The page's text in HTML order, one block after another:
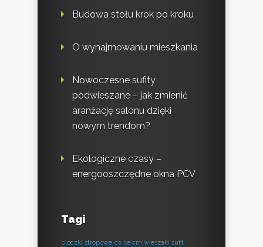
Budowa stołu krok po kroku
O wynajmowaniu mieszkania
Nowoczesne sufity
podwieszane – jak zmienić
aranżację salonu dzięki
nowym trendom?
Ekologiczne czasy –
energooszczędne okna PCV
Tagi
bloczki stropowe co ile cm wieszaki sufit